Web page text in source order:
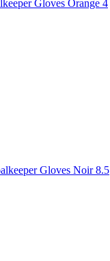
Gloves Orange 4
Gloves Noir 8.5